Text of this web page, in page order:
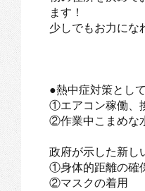
ます！
少しでもお力にな
●熱中症対策として
①エアコン稼働、
②作業中こまめな
政府が示した新し
①身体的距離の確
②マスクの着用